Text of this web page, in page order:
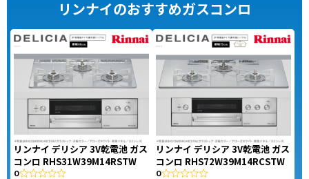
リンナイのおすすめガスコンロ
リンナイ デリシア 3V乾電池 ガス
コンロ RHS31W39M14RSTW
0
リンナイ デリシア 3V乾電池 ガス
コンロ RHS72W39M14RCSTW
0